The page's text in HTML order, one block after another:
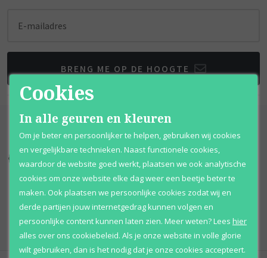
E-mailadres
BRENG ME OP DE HOOGTE
Qshops Keurmerk
Cookies
In alle geuren en kleuren
Om je beter en persoonlijker te helpen, gebruiken wij cookies
en vergelijkbare technieken. Naast functionele cookies,
waardoor de website goed werkt, plaatsen we ook analytische
cookies om onze website elke dag weer een beetje beter te
maken. Ook plaatsen we persoonlijke cookies zodat wij en
derde partijen jouw internetgedrag kunnen volgen en
persoonlijke content kunnen laten zien. Meer weten?Lees hier
alles over ons cookiebeleid. Als je onze website in volle glorie
wilt gebruiken, dan is het nodig dat je onze cookies accepteert.